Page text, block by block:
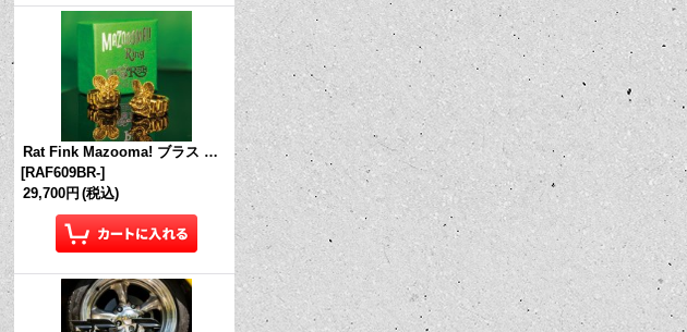
Rat Fink Mazooma! ブラス リング
[RAF609BR-]
29,700円 (税込)